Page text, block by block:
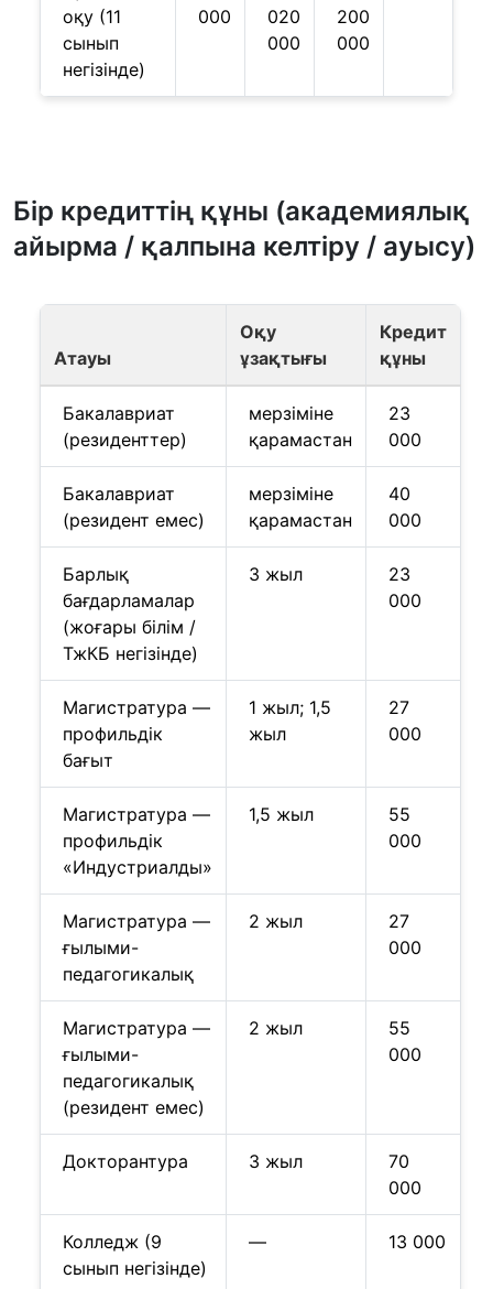
оқу (11
сынып
негізінде)
000
020
000
200
000
Бір кредиттің құны (академиялық
айырма / қалпына келтіру / ауысу)
Атауы
Оқу
ұзақтығы
Кредит
құны
Бакалавриат
(резиденттер)
мерзіміне
қарамастан
23
000
Бакалавриат
(резидент емес)
мерзіміне
қарамастан
40
000
Барлық
бағдарламалар
(жоғары білім /
ТжКБ негізінде)
3 жыл
23
000
Магистратура —
профильдік
бағыт
1 жыл; 1,5
жыл
27
000
Магистратура —
профильдік
«Индустриалды»
1,5 жыл
55
000
Магистратура —
ғылыми-
педагогикалық
2 жыл
27
000
Магистратура —
ғылыми-
педагогикалық
(резидент емес)
2 жыл
55
000
Докторантура 3 жыл
70
000
Колледж (9
сынып негізінде)
— 13 000